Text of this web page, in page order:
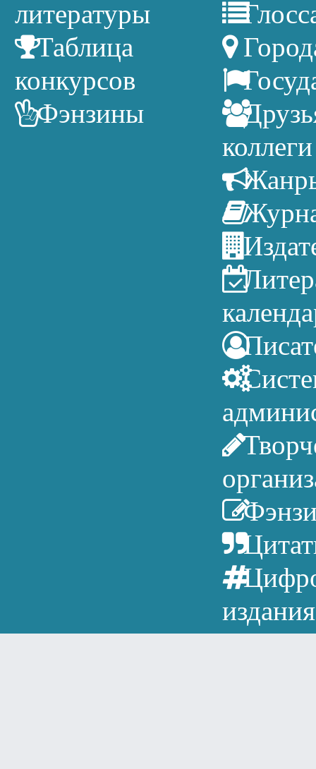
литературы
Таблица
конкурсов
Фэнзины
коллеги
издания